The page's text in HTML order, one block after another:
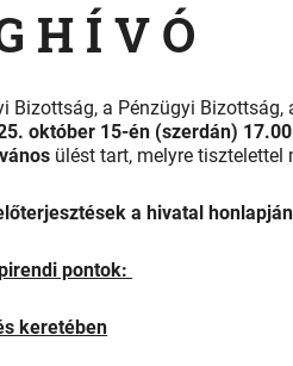
H Í V Ó
Bizottság, a Pénzügyi
október 15-én (szerdán)
ülést tart, melyre tisztelettel
a hivatal
pontok:
keretében